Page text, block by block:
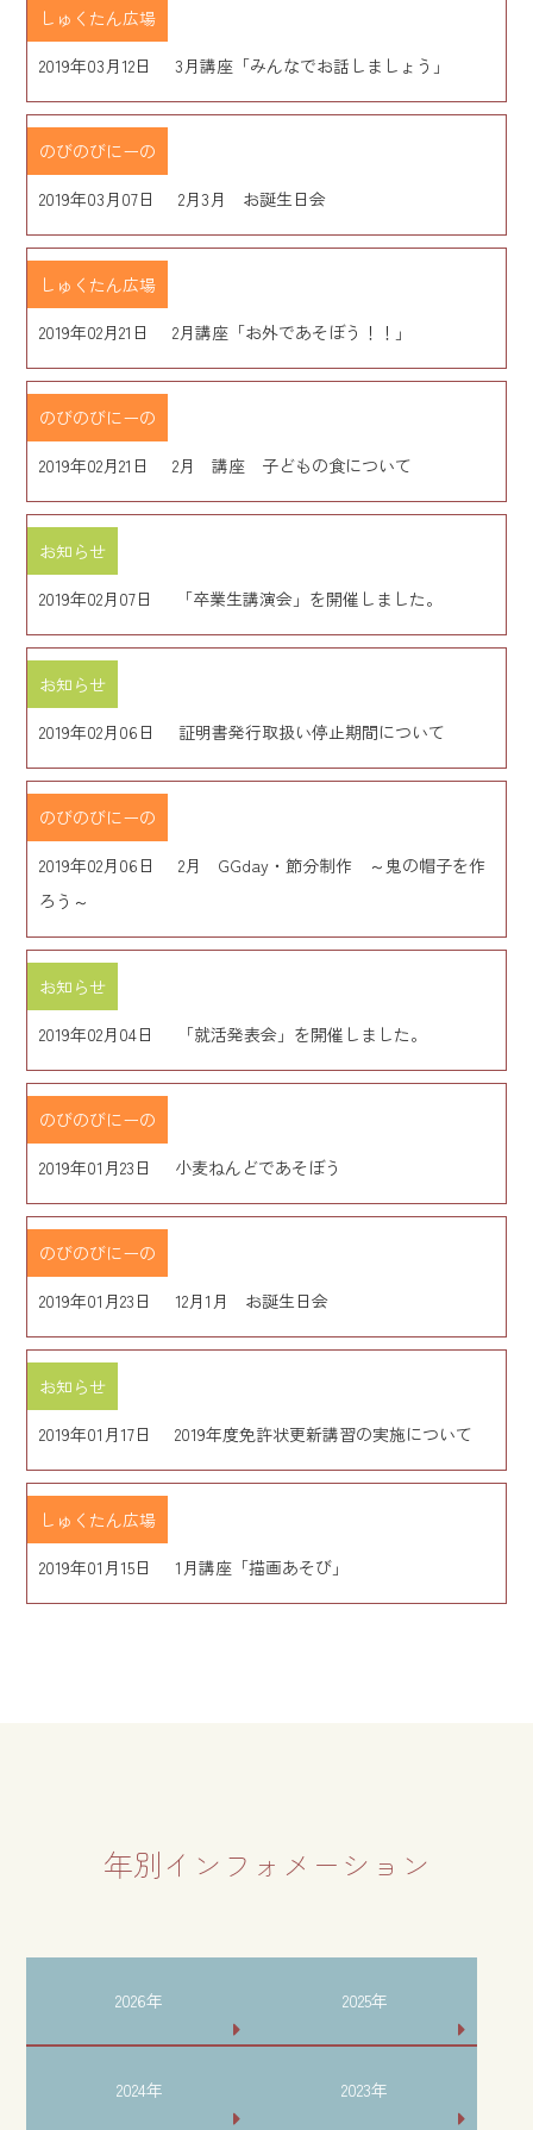
しゅくたん広場
2019年03月12日
3月講座「みんなでお話しましょう」
のびのびにーの
2019年03月07日
2月3月 お誕生日会
しゅくたん広場
2019年02月21日
2月講座「お外であそぼう！！」
のびのびにーの
2019年02月21日
2月 講座 子どもの食について
お知らせ
2019年02月07日
「卒業生講演会」を開催しました。
お知らせ
2019年02月06日
証明書発行取扱い停止期間について
のびのびにーの
2019年02月06日
2月 GGday・節分制作 ～鬼の帽子を作
ろう～
お知らせ
2019年02月04日
「就活発表会」を開催しました。
のびのびにーの
2019年01月23日
小麦ねんどであそぼう
のびのびにーの
2019年01月23日
12月1月 お誕生日会
お知らせ
2019年01月17日
2019年度免許状更新講習の実施について
しゅくたん広場
2019年01月15日
1月講座「描画あそび」
年別インフォメーション
2026年 2025年
2024年 2023年